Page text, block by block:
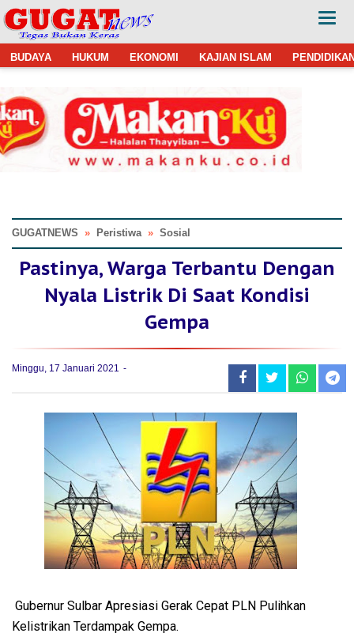
BUDAYA HUKUM EKONOMI KAJIAN ISLAM
GUGATNEWS » Peristiwa » Sosial
Pastinya, Warga Terbantu Dengan
Nyala Listrik Di Saat Kondisi
Gempa
Minggu, 17 Januari 2021
Gubernur Sulbar Apresiasi Gerak Cepat PLN Pulihkan
Kelistrikan Terdampak Gempa.